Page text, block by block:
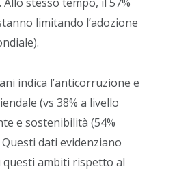
limitando l’adozione
indica l’anticorruzione e
(vs 38% a livello
e sostenibilità (54%
dati evidenziano
ambiti rispetto al